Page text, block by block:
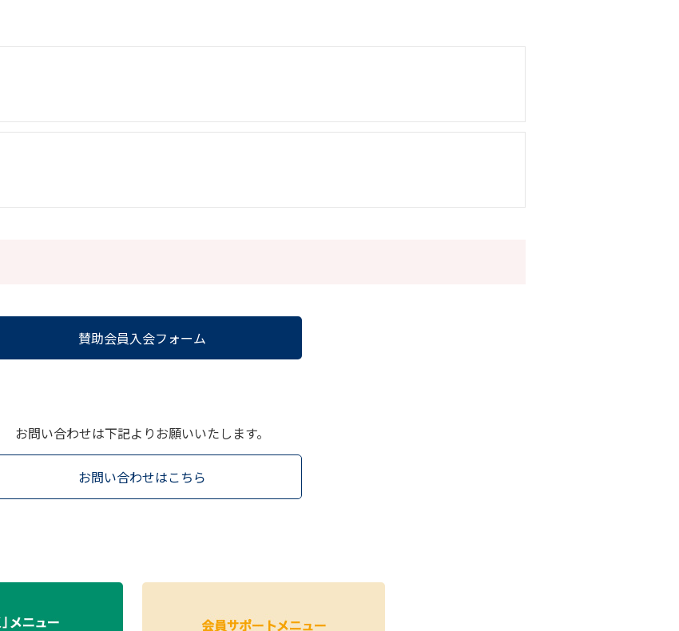
賛助会員入会フォーム
お問い合わせは下記よりお願いいたします。
お問い合わせはこちら